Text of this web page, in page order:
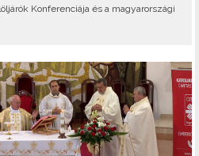
Konferenciája és a magyarországi